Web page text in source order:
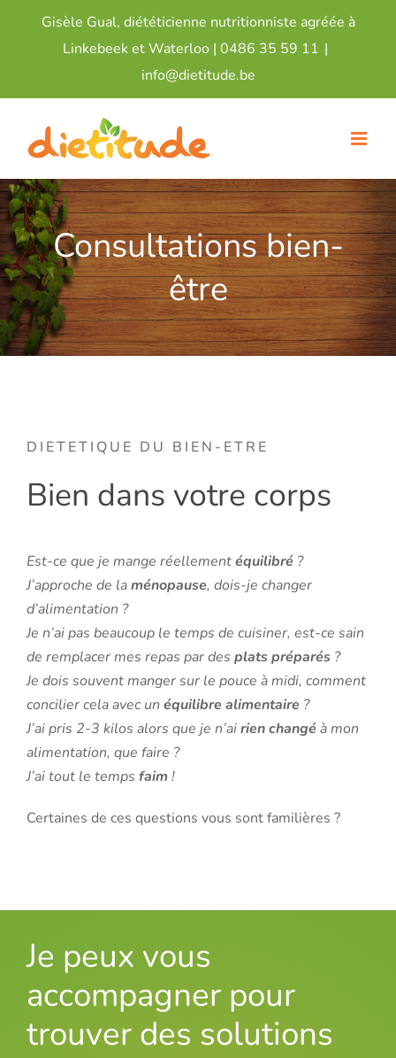
Gisèle Gual, diététicienne nutritionniste agréée à
Linkebeek et Waterloo | 0486 35 59 11 |
info@dietitude.be
Consultations bien-
être
DIETETIQUE DU BIEN-ETRE
Bien dans votre corps
Est-ce que je mange réellementéquilibré ?
J’approche de laménopause, dois-je changer
d’alimentation ?
Je n’ai pas beaucoup le temps de cuisiner, est-ce sain
de remplacer mes repas par des plats préparés?
Je dois souvent manger sur le pouce à midi, comment
concilier cela avec un équilibre alimentaire ?
J’ai pris 2-3 kilos alors que je n’airien changé à mon
alimentation, que faire ?
J’ai tout le temps faim!
Certaines de ces questions vous sont familières ?
Je peux vous
accompagner pour
trouver des solutions